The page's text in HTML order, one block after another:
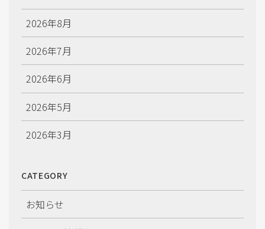
2026年8月
2026年7月
2026年6月
2026年5月
2026年3月
2026年1月
2025年12月
CATEGORY
お知らせ